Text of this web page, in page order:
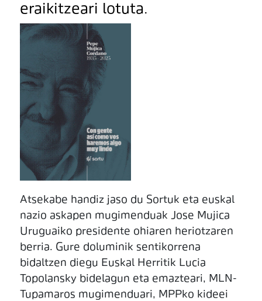
eraikitzeari lotuta.
Atsekabe handiz jaso du Sortuk eta euskal
nazio askapen mugimenduak Jose Mujica
Uruguaiko presidente ohiaren heriotzaren
berria. Gure doluminik sentikorrena
bidaltzen diegu Euskal Herritik Lucia
Topolansky bidelagun eta emazteari, MLN-
Tupamaros mugimenduari, MPPko kideei